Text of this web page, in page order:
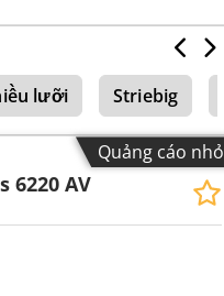
lưỡi Striebig
Quảng cáo nhỏ
6220 AV